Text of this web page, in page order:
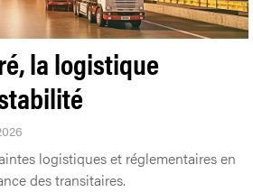
la logistique
logistiques et réglementaires en
des transitaires.